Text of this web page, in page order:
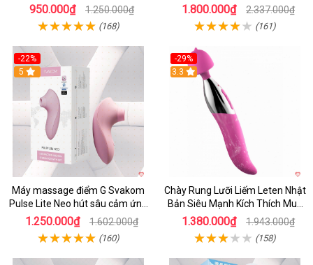
950.000₫ 1.250.000₫
(168)
1.800.000₫ 2.337.000₫
(161)
-22%
5
Máy massage điểm G Svakom
Pulse Lite Neo hút sâu cảm ứng
app bluetooth
1.250.000₫ 1.602.000₫
(160)
-29%
3.3
Chày Rung Lưỡi Liếm Leten Nhật
Bản Siêu Mạnh Kích Thích Mua
Ngay
1.380.000₫ 1.943.000₫
(158)